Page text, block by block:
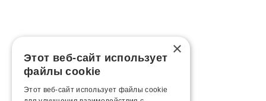
×
Этот веб-сайт использует
файлы cookie
Этот веб-сайт использует файлы cookie